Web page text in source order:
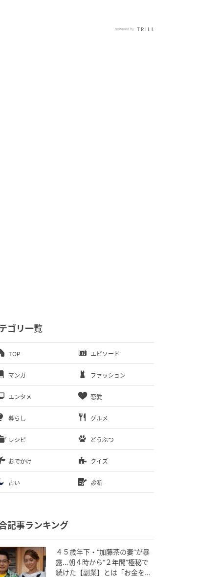
ゴリ一覧
TOP エピソード
マンガ ファッション
エンタメ 恋愛
暮らし グルメ
レシピ どうぶつ
おでかけ クイズ
占い 診断
記事ランキング
４５歳年下・“加藤茶の妻”が暴
露…朝４時から“２年間”極秘で
続けた【副業】とは「お金を稼